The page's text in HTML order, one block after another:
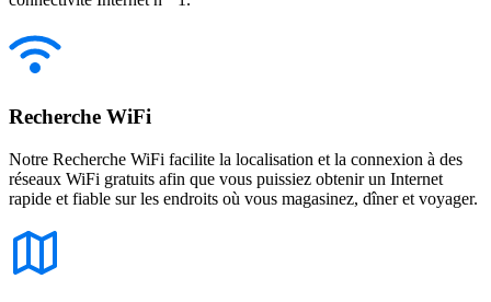
Recherche WiFi
Notre Recherche WiFi facilite la localisation et la connexion à des
réseaux WiFi gratuits afin que vous puissiez obtenir un Internet
rapide et fiable sur les endroits où vous magasinez, dîner et voyager.